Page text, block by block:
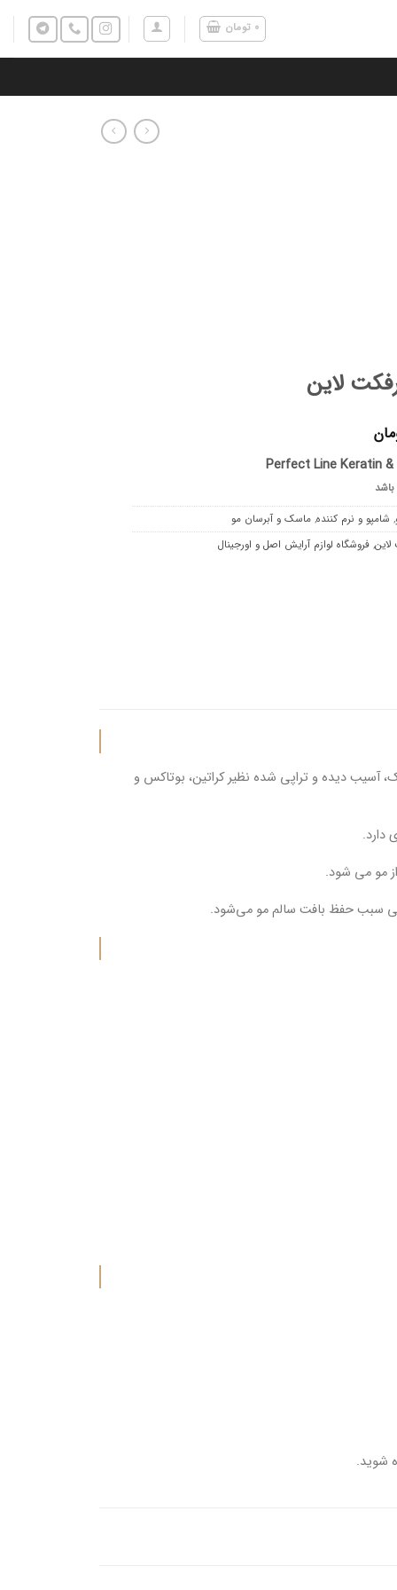
۰ تومان
لاین
Perfect Line Keratin &
, شامپو و نرم کننده,ماسک و آبرسان مو
,فروشگاه لوازم آرایش اصل و اورجینال
و موهای خشک، آسیب دیده و تراپی شده نظیر کراتین، بوتاکس و
دارد.
مو می شود.
سبب حفظ بافت سالم مو می‌شود.
شوید.